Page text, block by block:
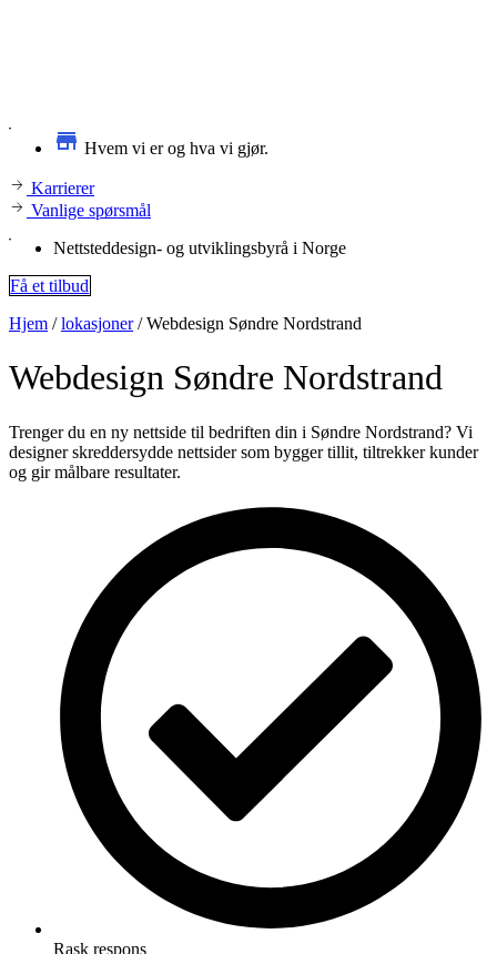
Hvem vi er og hva vi gjør.
Karrierer
Vanlige spørsmål
Nettsteddesign- og utviklingsbyrå i Norge
Få et tilbud
Hjem /lokasjoner/Webdesign Søndre Nordstrand
Webdesign Søndre Nordstrand
Trenger du en ny nettside til bedriften din i Søndre Nordstrand? Vi
designer skreddersydde nettsider som bygger tillit, tiltrekker kunder
og gir målbare resultater.
Rask respons